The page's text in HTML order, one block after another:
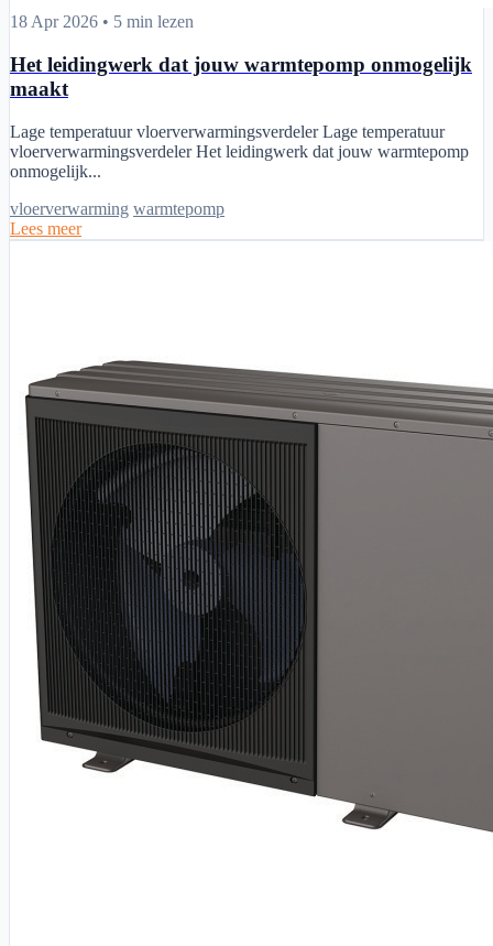
Het leidingwerk dat jouw warmtepomp onmogelijk maakt
18 Apr 2026 • 5 min lezen
Het leidingwerk dat jouw warmtepomp onmogelijk
maakt
Lage temperatuur vloerverwarmingsverdeler Lage temperatuur
vloerverwarmingsverdeler Het leidingwerk dat jouw warmtepomp
onmogelijk...
vloerverwarming warmtepomp
Lees meer